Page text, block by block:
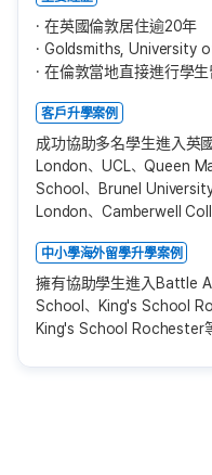
在英國倫敦居住逾20年
Goldsmiths, University
在倫敦當地直接進行學
客戶升學案例
成功協助多名學生進入英
London、UCL、Queen
School、Brunel
London、Camberwell
中小學海外留學升學案例
擁有協助學生進入Battle
School、King's School
King's School Rochester